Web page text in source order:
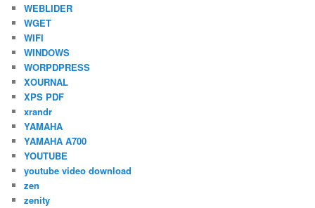
WEBLIDER
WGET
WIFI
WINDOWS
WORPDPRESS
XOURNAL
XPS PDF
xrandr
YAMAHA
YAMAHA A700
YOUTUBE
youtube video download
zen
zenity